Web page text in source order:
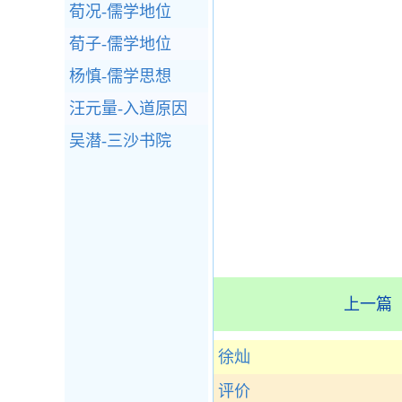
上一篇
徐灿
评价
荀况-儒学地位
荀子-儒学地位
杨慎-儒学思想
汪元量-入道原因
吴潜-三沙书院